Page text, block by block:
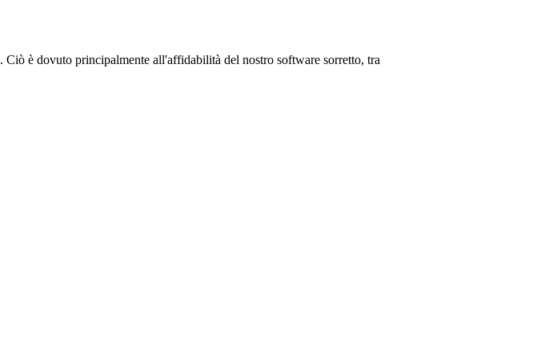
. Ciò è dovuto principalmente all'affidabilità del nostro software sorretto, tra